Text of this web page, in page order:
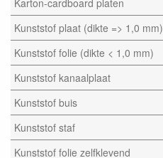
Karton-cardboard platen
Kunststof plaat (dikte => 1,0 mm)
Kunststof folie (dikte < 1,0 mm)
Kunststof kanaalplaat
Kunststof buis
Kunststof staf
Kunststof folie zelfklevend